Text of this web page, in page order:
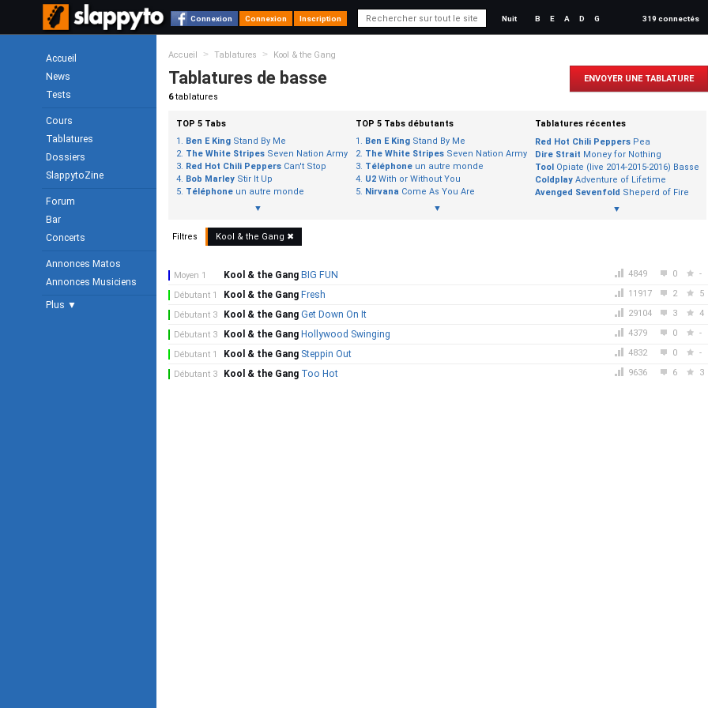
Connexion Connexion Inscription Nuit B E A D G 319 connectés
Accueil
News
Tests
Cours
Tablatures
Dossiers
SlappytoZine
Forum
Bar
Concerts
Annonces Matos
Annonces Musiciens
Plus ▼
Accueil > Tablatures > Kool & the Gang
Tablatures de basse
6tablatures
ENVOYER UNE TABLATURE
TOP 5 Tabs
Ben E King Stand By Me
The White Stripes Seven Nation Army
Red Hot Chili Peppers Can't Stop
Bob Marley Stir It Up
Téléphone un autre monde
▼
TOP 5 Tabs débutants
Ben E King Stand By Me
The White Stripes Seven Nation Army
Téléphone un autre monde
U2 With or Without You
Nirvana Come As You Are
▼
Tablatures récentes
Red Hot Chili Peppers Pea
Dire Strait Money for Nothing
Tool Opiate (live 2014-2015-2016) Basse
Coldplay Adventure of Lifetime
Avenged Sevenfold Sheperd of Fire
▼
Filtres Kool & the Gang ✖
4849 0 -
Kool & the Gang BIG FUN
Moyen 1
11917
2 5
Kool & the Gang Fresh
Débutant 1
29104
3 4
Kool & the Gang Get Down On It
Débutant 3
4379
0 -
Kool & the Gang Hollywood Swinging
Débutant 3
4832
0 -
Kool & the Gang Steppin Out
Débutant 1
9636
6 3
Kool & the Gang Too Hot
Débutant 3